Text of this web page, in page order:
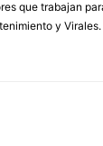
que trabajan
y Virales.